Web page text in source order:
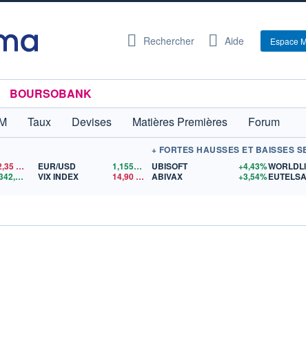
Rechercher Aide Espace
BOURSOBANK
Taux Devises Matières Premières
Forum
$US
4 342,26 $US
EUR/USD 1,1559$US
VIX INDEX
14,90
+ FORTES HAUSSES ET BAISSES
UBISOFT
+4,43%
ABIVAX
+3,54%